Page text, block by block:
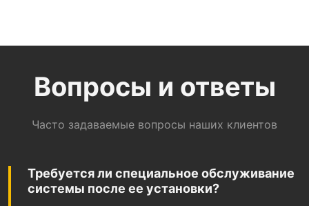
Вопросы и ответы
Часто задаваемые вопросы наших клиентов
Требуется ли специальное обслуживание
системы после ее установки?